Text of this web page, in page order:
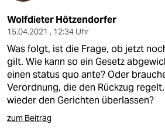
Wolfdieter Hötzendorfer
15.04.2021 , 12:34 Uhr
Was folgt, ist die Frage, ob jetzt
gilt. Wie kann so ein Gesetz
einen status quo ante? Oder
Verordnung, die den Rückzug
wieder den Gerichten überlassen?
zum Beitrag